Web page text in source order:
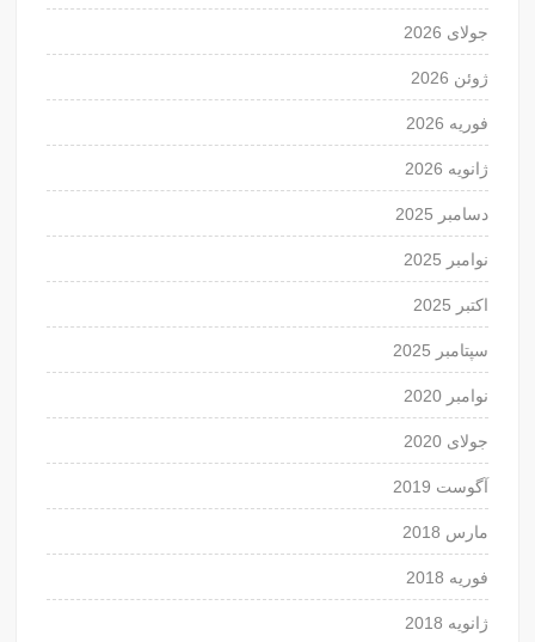
جولای 2026
ژوئن 2026
فوریه 2026
ژانویه 2026
دسامبر 2025
نوامبر 2025
اکتبر 2025
سپتامبر 2025
نوامبر 2020
جولای 2020
آگوست 2019
مارس 2018
فوریه 2018
ژانویه 2018